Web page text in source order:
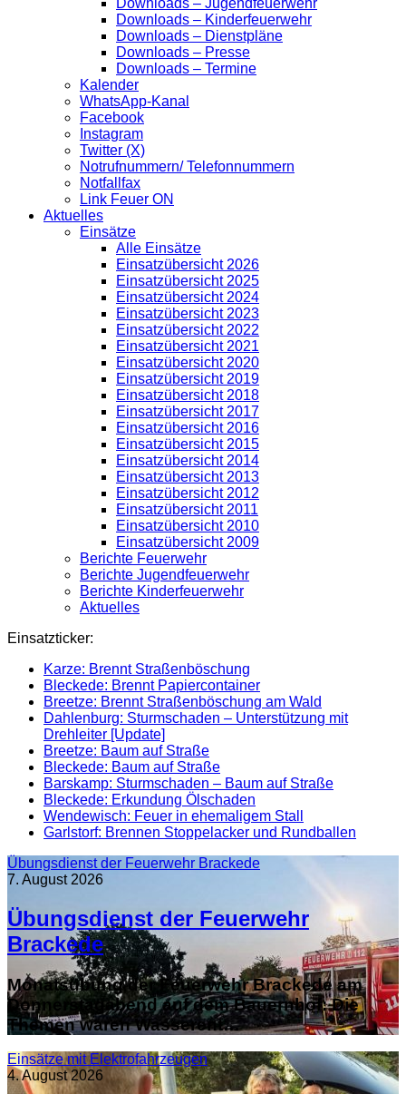
Downloads – Kinderfeuerwehr
Downloads – Dienstpläne
Downloads – Presse
Downloads – Termine
Kalender
WhatsApp-Kanal
Facebook
Instagram
Twitter (X)
Notrufnummern/ Telefonnummern
Notfallfax
Link Feuer ON
Aktuelles
Einsätze
Alle Einsätze
Einsatzübersicht 2026
Einsatzübersicht 2025
Einsatzübersicht 2024
Einsatzübersicht 2023
Einsatzübersicht 2022
Einsatzübersicht 2021
Einsatzübersicht 2020
Einsatzübersicht 2019
Einsatzübersicht 2018
Einsatzübersicht 2017
Einsatzübersicht 2016
Einsatzübersicht 2015
Einsatzübersicht 2014
Einsatzübersicht 2013
Einsatzübersicht 2012
Einsatzübersicht 2011
Einsatzübersicht 2010
Einsatzübersicht 2009
Berichte Feuerwehr
Berichte Jugendfeuerwehr
Berichte Kinderfeuerwehr
Aktuelles
Einsatzticker:
Karze: Brennt Straßenböschung
Bleckede: Brennt Papiercontainer
Breetze: Brennt Straßenböschung am Wald
Dahlenburg: Sturmschaden – Unterstützung mit
Drehleiter [Update]
Breetze: Baum auf Straße
Bleckede: Baum auf Straße
Barskamp: Sturmschaden – Baum auf Straße
Bleckede: Erkundung Ölschaden
Wendewisch: Feuer in ehemaligem Stall
Garlstorf: Brennen Stoppelacker und Rundballen
Übungsdienst der Feuerwehr Brackede
7. August 2026
Übungsdienst der Feuerwehr
Brackede
Monatsübung der Feuerwehr Brackede am
Donnerstagabend auf dem Bauernhof: Die
Themen waren Wasserent…
Einsätze mit Elektrofahrzeugen
4. August 2026